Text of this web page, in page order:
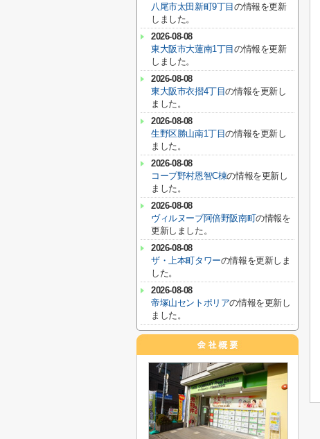
八尾市太田新町9丁目の情報を更新
しました。
2026-08-08
東大阪市大蓮南1丁目の情報を更新
しました。
2026-08-08
東大阪市衣摺4丁目の情報を更新し
ました。
2026-08-08
生野区勝山南1丁目の情報を更新し
ました。
2026-08-08
コープ野村恩智C棟の情報を更新し
ました。
2026-08-08
ヴィルヌーブ阿倍野阪南町の情報を
更新しました。
2026-08-08
ザ・上本町タワーの情報を更新しま
した。
2026-08-08
帝塚山セントポリアの情報を更新し
ました。